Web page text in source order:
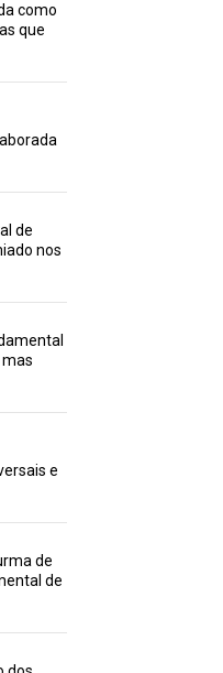
como
que
de
nos
e
de
de